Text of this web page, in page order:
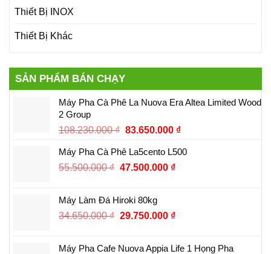
Thiết Bị INOX
Thiết Bị Khác
SẢN PHẨM BÁN CHẠY
Máy Pha Cà Phê La Nuova Era Altea Limited Wood
2 Group
108.230.000₫ 83.650.000 ₫
Máy Pha Cà Phê La5cento L500
55.500.000₫ 47.500.000 ₫
Máy Làm Đá Hiroki 80kg
34.650.000₫ 29.750.000 ₫
Máy Pha Cafe Nuova Appia Life 1 Họng Pha